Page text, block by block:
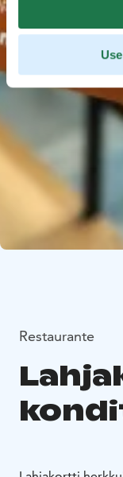
Restaurante